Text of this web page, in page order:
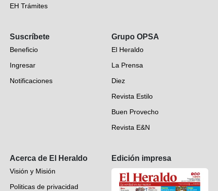
EH Trámites
EH Verifica
Fotogalerías
Deportes
Videos
Suscríbete
Beneficio
Ingresar
Notificaciones
Grupo OPSA
El Heraldo
La Prensa
Diez
Revista Estilo
Buen Provecho
Revista E&N
Acerca de El Heraldo
Visión y Misión
Politicas de privacidad
Edición impresa